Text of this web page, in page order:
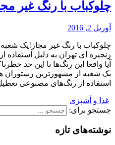
چلوكباب با رنگ غیر
آوریل 2, 2016
چلوكباب با رنگ غیر مجاز!یک
زنجیره ای تهران به دلیل
آیا واقعا این رنگ‌ها تا این حد
یک شعبه از مشهورترین رستوران
استفاده از رنگ‌های مصنوعی
غذا و آشپزی
جستجو برای:
نوشته‌های تازه